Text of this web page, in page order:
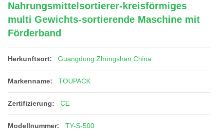
Nahrungsmittelsortierer-kreisförmiges
multi Gewichts-sortierende Maschine mit
Förderband
Herkunftsort: Guangdong Zhongshan China
Markenname: TOUPACK
Zertifizierung: CE
Modellnummer: TY-S-500